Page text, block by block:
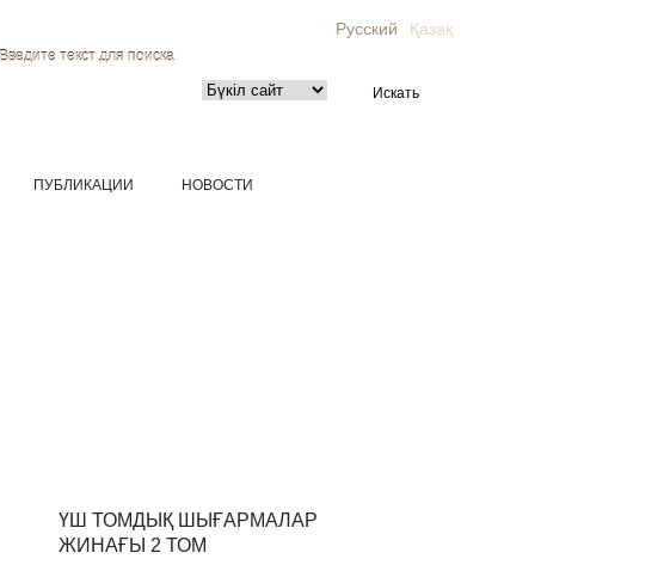
Русский Қазақ
Введите текст для поиска
ПУБЛИКАЦИИ НОВОСТИ
ҮШ ТОМДЫҚ ШЫҒАРМАЛАР
ЖИНАҒЫ 2 ТОМ